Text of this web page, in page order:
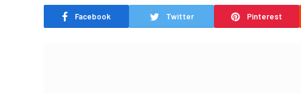
Facebook Twitter Pinterest